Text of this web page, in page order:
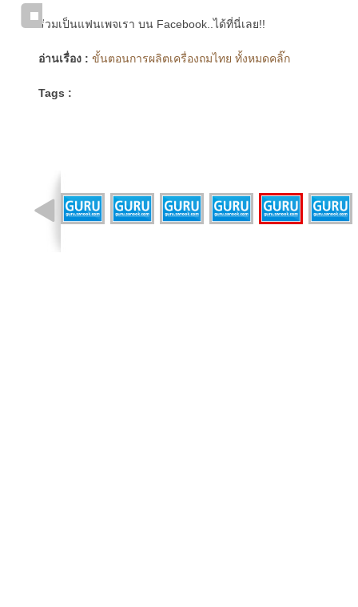
ร่วมเป็นแฟนเพจเรา บน Facebook..ได้ที่นี่เลย!!
อ่านเรื่อง : ขั้นตอนการผลิตเครื่องถมไทย ทั้งหมดคลิ๊ก
Tags :